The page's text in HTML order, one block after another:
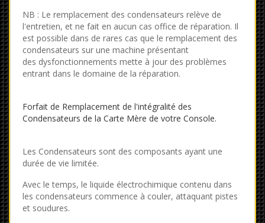
NB : Le remplacement des condensateurs relève de
l'entretien, et ne fait en aucun cas office de réparation. Il
est possible dans de rares cas que le remplacement des
condensateurs sur une machine présentant
des dysfonctionnements mette à jour des problèmes
entrant dans le domaine de la réparation.
Forfait de Remplacement de l'intégralité des
Condensateurs de la Carte Mère de votre Console.
Les Condensateurs sont des composants ayant une
durée de vie limitée.
Avec le temps, le liquide électrochimique contenu dans
les condensateurs commence à couler, attaquant pistes
et soudures.